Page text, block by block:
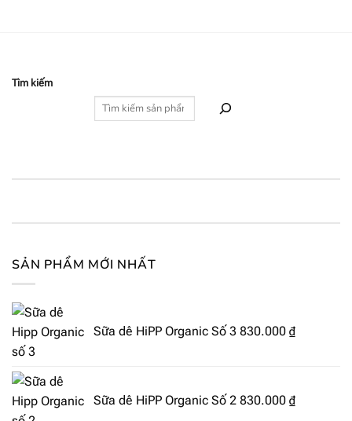
Tìm kiếm
SẢN PHẨM MỚI NHẤT
Sữa dê HiPP Organic Số 3 830.000 ₫
Sữa dê HiPP Organic Số 2 830.000 ₫